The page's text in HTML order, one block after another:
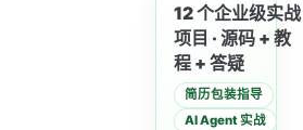
2.1 按字符流的·节点流方式写出
2.2 按字符流的·处理流方式写出
3.1 按字节流的·节点流写入写出文件
12 个企业级实战
项目 · 源码 + 教
程 + 答疑
简历包装指导
AI Agent 实战